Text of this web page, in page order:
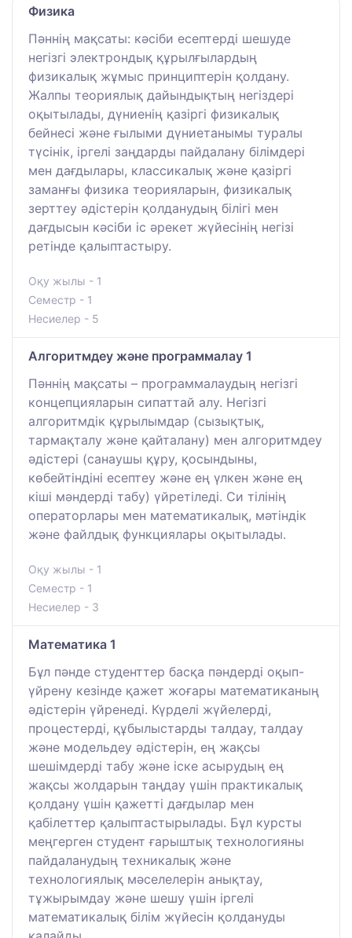
Физика
Пәннің мақсаты: кәсіби есептерді шешуде
негізгі электрондық құрылғылардың
физикалық жұмыс принциптерін қолдану.
Жалпы теориялық дайындықтың негіздері
оқытылады, дүниенің қазіргі физикалық
бейнесі және ғылыми дүниетанымы туралы
түсінік, іргелі заңдарды пайдалану білімдері
мен дағдылары, классикалық және қазіргі
заманғы физика теорияларын, физикалық
зерттеу әдістерін қолданудың білігі мен
дағдысын кәсіби іс әрекет жүйесінің негізі
ретінде қалыптастыру.
Оқу жылы - 1
Семестр - 1
Несиелер - 5
Алгоритмдеу және программалау 1
Пәннің мақсаты – программалаудың негізгі
концепцияларын сипаттай алу. Негізгі
алгоритмдік құрылымдар (сызықтық,
тармақталу және қайталану) мен алгоритмдеу
әдістері (санаушы құру, қосындыны,
көбейтіндіні есептеу және ең үлкен және ең
кіші мәндерді табу) үйретіледі. Си тілінің
операторлары мен математикалық, мәтіндік
және файлдық функциялары оқытылады.
Оқу жылы - 1
Семестр - 1
Несиелер - 3
Математика 1
Бұл пәнде студенттер басқа пәндерді оқып-
үйрену кезінде қажет жоғары математиканың
әдістерін үйренеді. Күрделі жүйелерді,
процестерді, құбылыстарды талдау, талдау
және модельдеу әдістерін, ең жақсы
шешімдерді табу және іске асырудың ең
жақсы жолдарын таңдау үшін практикалық
қолдану үшін қажетті дағдылар мен
қабілеттер қалыптастырылады. Бұл курсты
меңгерген студент ғарыштық технологияны
пайдаланудың техникалық және
технологиялық мәселелерін анықтау,
тұжырымдау және шешу үшін іргелі
математикалық білім жүйесін қолдануды